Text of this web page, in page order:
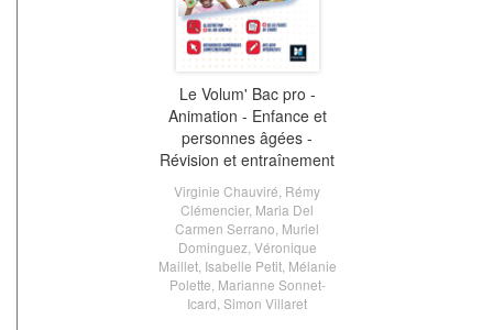
Le Volum' Bac pro -
Animation - Enfance et
personnes âgées -
Révision et entraînement
Virginie Chauviré Rémy
Clémencier, Maria Del
Carmen Serrano Muriel
Dominguez Véronique
Maillet, Isabelle Petit, Mélanie
Polette Marianne Sonnet-
Icard Simon Villaret